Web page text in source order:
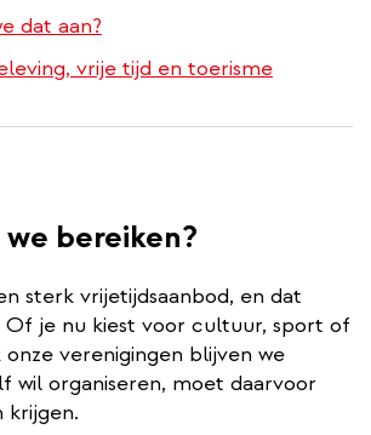
dat aan?
vrije tijd en toerisme
bereiken?
sterk vrijetijdsaanbod, en dat
Of je nu kiest voor cultuur, sport of
onze verenigingen blijven we
wil organiseren, moet daarvoor
krijgen.